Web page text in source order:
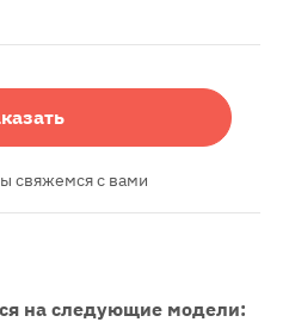
свяжемся с вами
на следующие модели: